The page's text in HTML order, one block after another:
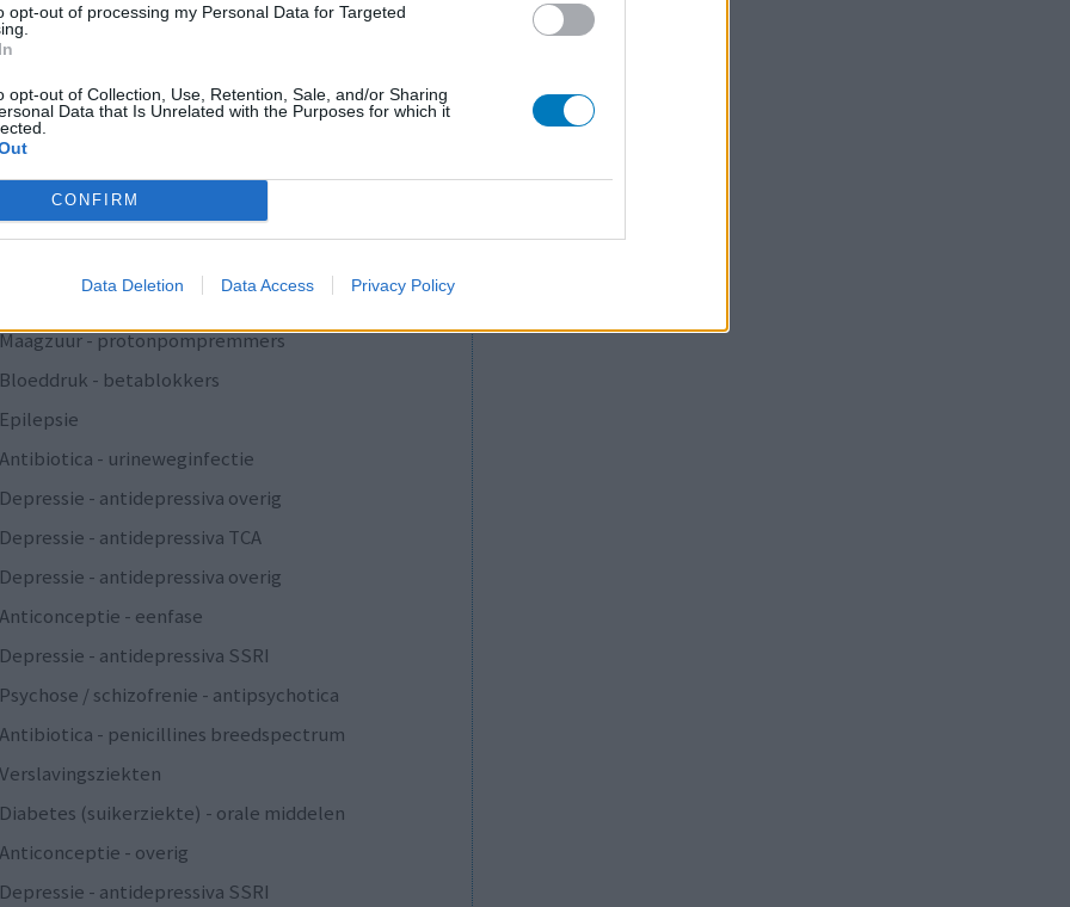
opt-out of processing my Personal Data for Targeted
opt-out of Collection, Use, Retention, Sale, and/or Sharing
Data that Is Unrelated with the Purposes for which it
CONFIRM
Data Deletion Data Access Privacy Policy
Depressie - antidepressiva SSRI
Depressie - antidepressiva SSRI
Cholesterol
Verslavingsziekten
Depressie - antidepressiva overig
Schildklier - hypothyroidie (traagwerkend)
Maagzuur - protonpompremmers
Bloeddruk - betablokkers
Epilepsie
Antibiotica - urineweginfectie
Depressie - antidepressiva overig
Depressie - antidepressiva TCA
Depressie - antidepressiva overig
Anticonceptie - eenfase
Depressie - antidepressiva SSRI
Psychose / schizofrenie - antipsychotica
Antibiotica - penicillines breedspectrum
Verslavingsziekten
Diabetes (suikerziekte) - orale middelen
Anticonceptie - overig
Depressie - antidepressiva SSRI